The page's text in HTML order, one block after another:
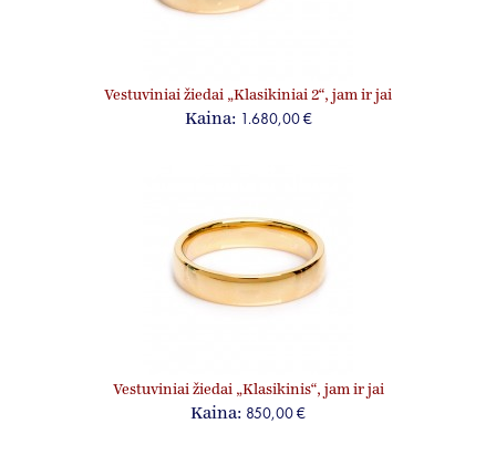
Vestuviniai žiedai „Klasikiniai 2“, jam ir jai
Kaina: 1.680,00 €
Vestuviniai žiedai „Klasikinis“, jam ir jai
Kaina: 850,00 €